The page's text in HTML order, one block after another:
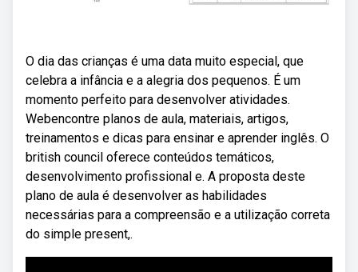
O dia das crianças é uma data muito especial, que
celebra a infância e a alegria dos pequenos. É um
momento perfeito para desenvolver atividades.
Webencontre planos de aula, materiais, artigos,
treinamentos e dicas para ensinar e aprender inglês. O
british council oferece conteúdos temáticos,
desenvolvimento profissional e. A proposta deste
plano de aula é desenvolver as habilidades
necessárias para a compreensão e a utilização correta
do simple present,.